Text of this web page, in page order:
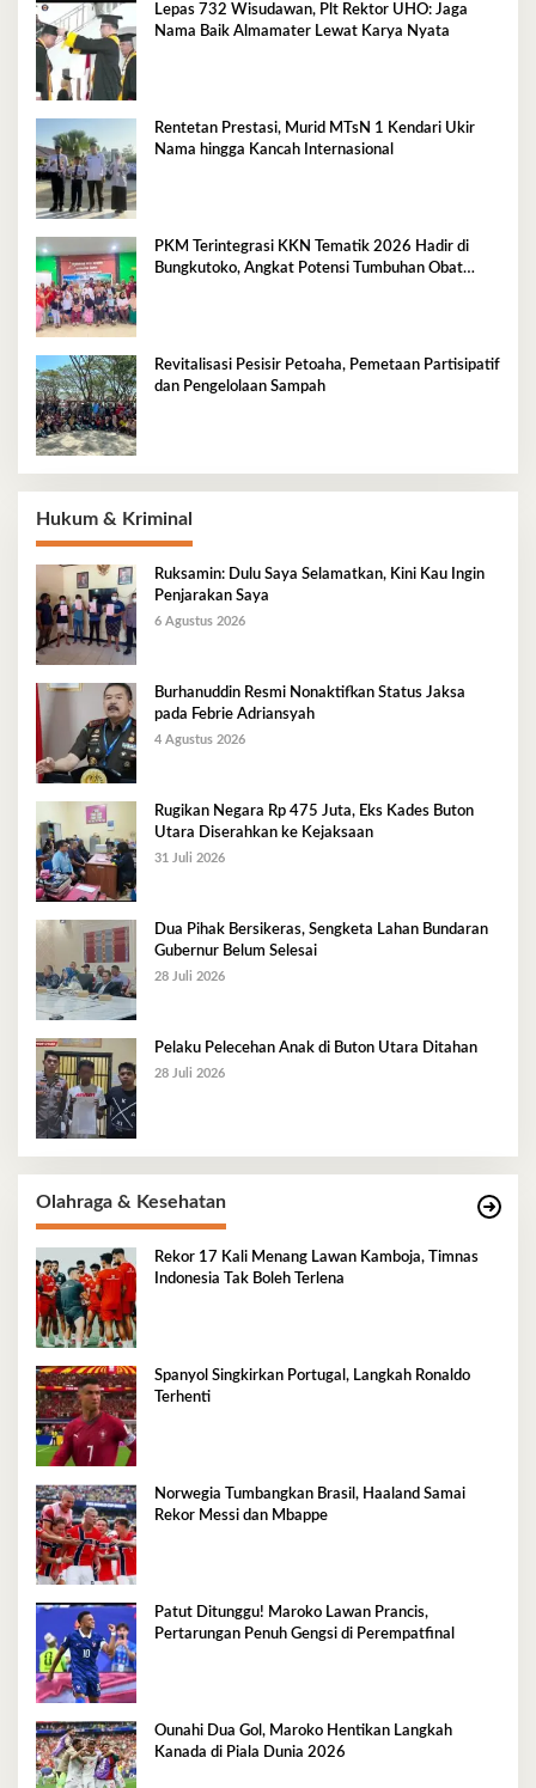
Lepas 732 Wisudawan, Plt Rektor UHO: Jaga
Nama Baik Almamater Lewat Karya Nyata
Rentetan Prestasi, Murid MTsN 1 Kendari Ukir
Nama hingga Kancah Internasional
PKM Terintegrasi KKN Tematik 2026 Hadir di
Bungkutoko, Angkat Potensi Tumbuhan Obat
Revitalisasi Pesisir Petoaha, Pemetaan Partisipatif
dan Pengelolaan Sampah
Hukum & Kriminal
Ruksamin: Dulu Saya Selamatkan, Kini Kau Ingin
Penjarakan Saya
6 Agustus 2026
Burhanuddin Resmi Nonaktifkan Status Jaksa
pada Febrie Adriansyah
4 Agustus 2026
Rugikan Negara Rp 475 Juta, Eks Kades Buton
Utara Diserahkan ke Kejaksaan
31 Juli 2026
Dua Pihak Bersikeras, Sengketa Lahan Bundaran
Gubernur Belum Selesai
28 Juli 2026
Pelaku Pelecehan Anak di Buton Utara Ditahan
28 Juli 2026
Olahraga & Kesehatan
Rekor 17 Kali Menang Lawan Kamboja, Timnas
Indonesia Tak Boleh Terlena
Spanyol Singkirkan Portugal, Langkah Ronaldo
Terhenti
Norwegia Tumbangkan Brasil, Haaland Samai
Rekor Messi dan Mbappe
Patut Ditunggu! Maroko Lawan Prancis,
Pertarungan Penuh Gengsi di Perempatfinal
Ounahi Dua Gol, Maroko Hentikan Langkah
Kanada di Piala Dunia 2026